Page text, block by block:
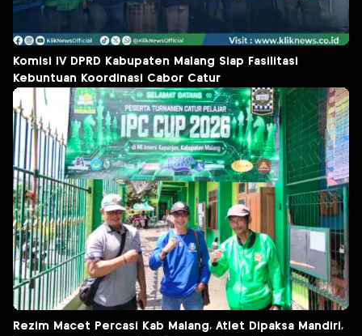
Komisi IV DPRD Kabupaten Malang Siap Fasilitasi
Kebuntuan Koordinasi Cabor Catur
Rezim Macet Percasi Kab Malang, Atlet Dipaksa Mandiri,